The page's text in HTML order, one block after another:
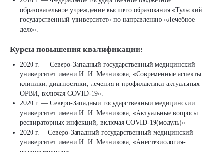
образовательное учреждение высшего образования «Тульский
государственный университет» по направлению «Лечебное
дело».
Курсы повышения квалификации:
2020 г. — Северо-Западный государственный медицинский
университет имени И. И. Мечникова, «Современные аспекты
клиники, диагностики, лечения и профилактики актуальных
ОРВИ, включая COVID-19».
2020 г. — Северо-Западный государственный медицинский
университет имени И. И. Мечникова, «Актуальные вопросы
респираторных инфекций, включая COVID-19(модуль)».
2020 г. —Северо-Западный государственный медицинский
университет имени И. И. Мечникова, «Анестезиология-